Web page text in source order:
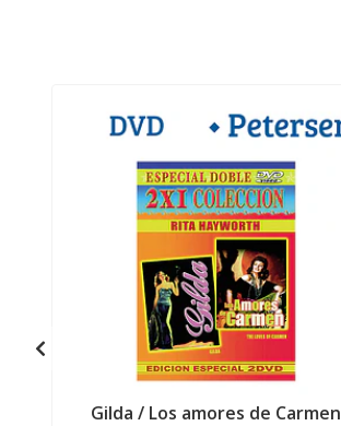
Gilda / Los amores de Carmen